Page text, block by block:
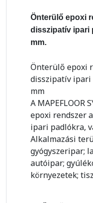
Önterülő epoxi
disszipatív ipari
mm.
Önterülő epoxi
disszipatív ipari
mm
A MAPEFLOOR
epoxi rendszer
ipari padlókra,
Alkalmazási
gyógyszeripar;
autóipar;
környezetek;